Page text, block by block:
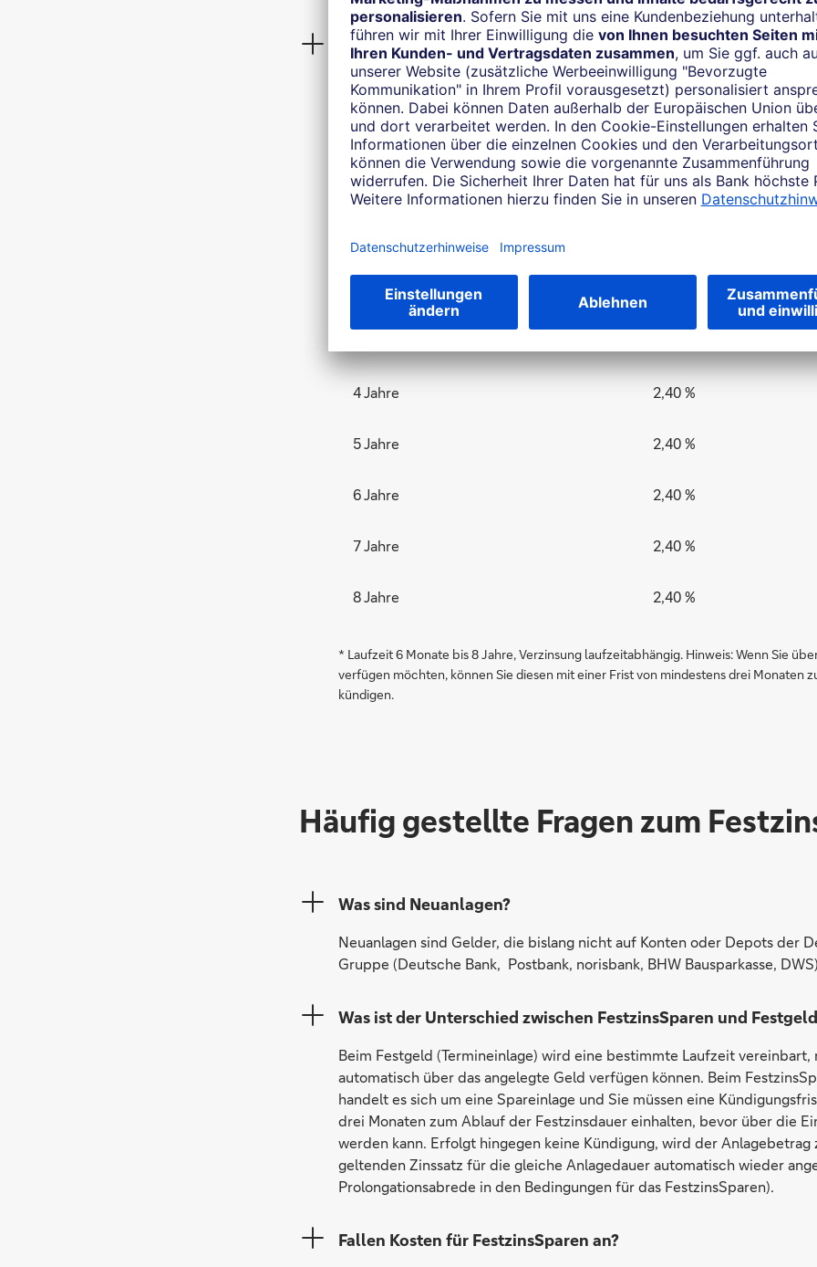
Zinssätze mit einer Laufzeit von 6 Monaten bis zu 8 Jahren
Laufzeit Zinssatz* z.Zt. pro
6 Monate 2,30 %
1 Jahr
2 Jahre
4 Jahre 2,40 %
5 Jahre 2,40 %
6 Jahre 2,40 %
7 Jahre 2,40 %
8 Jahre 2,40 %
* Laufzeit 6 Monate bis 8 Jahre, Verzinsung laufzeitabhängig. Hinweis: Wenn Sie
verfügen möchten, können Sie diesen mit einer Frist von mindestens drei Monaten
kündigen.
Häufig gestellte Fragen zum
Was sind Neuanlagen?
Neuanlagen sind Gelder, die bislang nicht auf Konten oder Depots der
Gruppe (Deutsche Bank, Postbank, norisbank, BHW Bausparkasse,
Was ist der Unterschied zwischen FestzinsSparen und
Beim Festgeld (Termineinlage) wird eine bestimmte Laufzeit vereinbart,
automatisch über das angelegte Geld verfügen können. Beim
handelt es sich um eine Spareinlage und Sie müssen eine
drei Monaten zum Ablauf der Festzinsdauer einhalten, bevor über die
werden kann. Erfolgt hingegen keine Kündigung, wird der Anlagebetrag
geltenden Zinssatz für die gleiche Anlagedauer automatisch wieder
Prolongationsabrede in den Bedingungen für das FestzinsSparen).
Fallen Kosten für FestzinsSparen an?